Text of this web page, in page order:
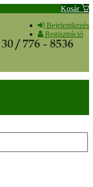
Kosár
Bejelentkezés
Regisztráció